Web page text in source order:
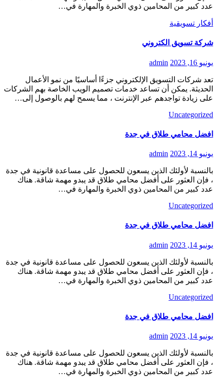
عدد كبير من المحامين ذوي الخبرة والمهارة في…
أفكار تسويقية
شركة تسويق الكتروني
يونيو 16, 2023 admin
تعد شركات التسويق الإلكتروني جزءًا أساسيًا من نمو الأعمال
الحديثة. يمكن أن تساعد خدمات تصميم الويب الخاصة بهم الشركات
على زيادة تواجدهم عبر الإنترنت ، مما يسمح لهم بالوصول إلى…
Uncategorized
افضل محامي طلاق في جدة
يونيو 14, 2023 admin
بالنسبة لأولئك الذين يسعون للحصول على مساعدة قانونية في جدة
، فإن العثور على أفضل محامي طلاق قد يبدو مهمة شاقة. هناك
عدد كبير من المحامين ذوي الخبرة والمهارة في…
Uncategorized
افضل محامي طلاق في جدة
يونيو 14, 2023 admin
بالنسبة لأولئك الذين يسعون للحصول على مساعدة قانونية في جدة
، فإن العثور على أفضل محامي طلاق قد يبدو مهمة شاقة. هناك
عدد كبير من المحامين ذوي الخبرة والمهارة في…
Uncategorized
افضل محامي طلاق في جدة
يونيو 14, 2023 admin
بالنسبة لأولئك الذين يسعون للحصول على مساعدة قانونية في جدة
، فإن العثور على أفضل محامي طلاق قد يبدو مهمة شاقة. هناك
عدد كبير من المحامين ذوي الخبرة والمهارة في…